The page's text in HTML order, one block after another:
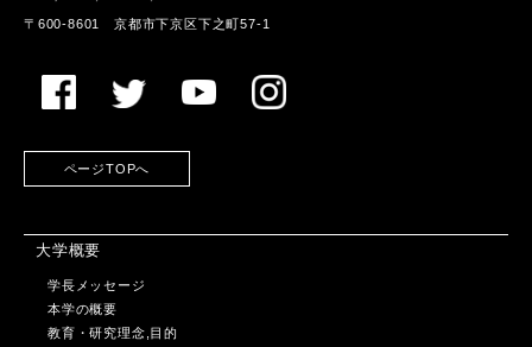
〒600-8601 京都市下京区下之町57-1
ページTOPへ
大学概要
学長メッセージ
本学の概要
教育・研究理念,目的